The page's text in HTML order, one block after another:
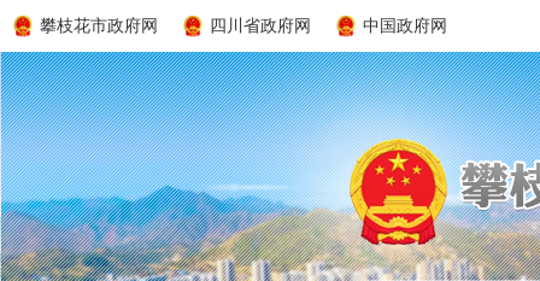
攀枝花市政府网 四川省政府网 中国政府网